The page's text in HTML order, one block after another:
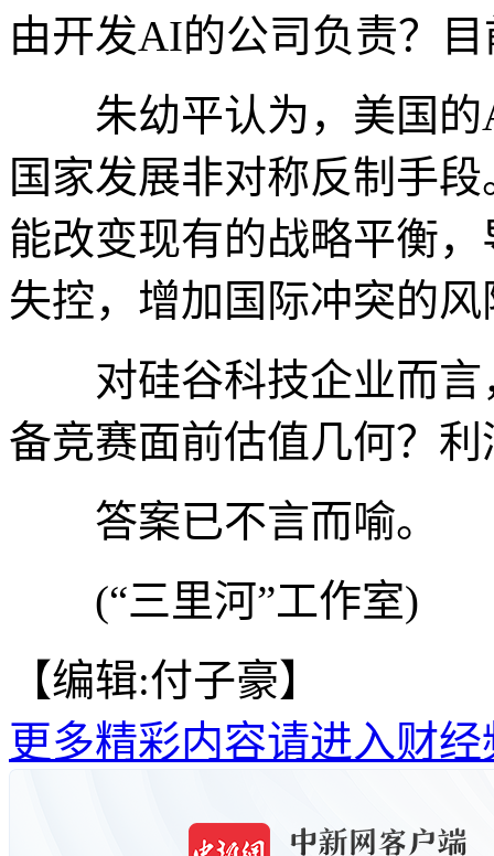
由开发AI的公司负责？
朱幼平认为，美国的
国家发展非对称反制手
能改变现有的战略平衡
失控，增加国际冲突的风
对硅谷科技企业而言
备竞赛面前估值几何？
答案已不言而喻。
(“三里河”工作室)
【编辑:付子豪】
更多精彩内容请进入财经